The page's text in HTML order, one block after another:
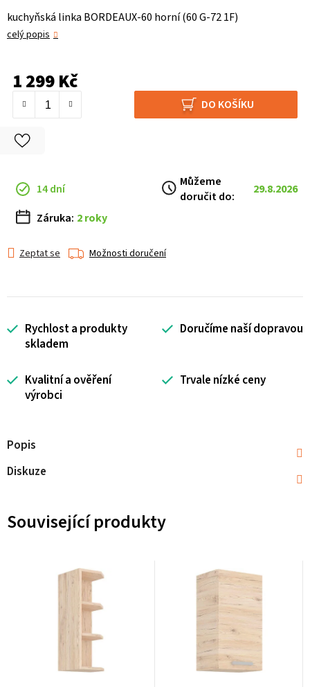
kuchyňská linka BORDEAUX-60 horní (60 G-72 1F)
celý popis
1 299 Kč
Měrná cena:
DO KOŠÍKU
14 dní
Můžeme
doručit do:
29.8.2026
Záruka: 2 roky
Zeptat se Možnosti doručení
Rychlost a produkty
skladem
Doručíme naší dopravou
Kvalitní a ověření
výrobci
Trvale nízké ceny
Popis
Diskuze
Související produkty